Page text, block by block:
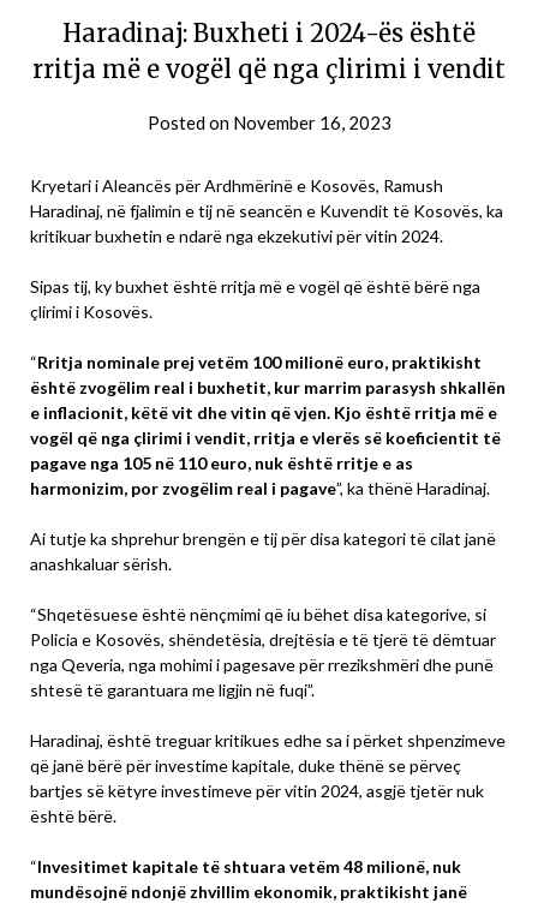
Haradinaj: Buxheti i 2024-ës është
rritja më e vogël që nga çlirimi i vendit
Posted on November 16, 2023
Kryetari i Aleancës për Ardhmërinë e Kosovës, Ramush
Haradinaj, në fjalimin e tij në seancën e Kuvendit të Kosovës, ka
kritikuar buxhetin e ndarë nga ekzekutivi për vitin 2024.
Sipas tij, ky buxhet është rritja më e vogël që është bërë nga
çlirimi i Kosovës.
“Rritja nominale prej vetëm 100 milionë euro, praktikisht
është zvogëlim real i buxhetit, kur marrim parasysh shkallën
e inflacionit, këtë vit dhe vitin që vjen. Kjo është rritja më e
vogël që nga çlirimi i vendit, rritja e vlerës së koeficientit të
pagave nga 105 në 110 euro, nuk është rritje e as
harmonizim, por zvogëlim real i pagave”, ka thënë Haradinaj.
Ai tutje ka shprehur brengën e tij për disa kategori të cilat janë
anashkaluar sërish.
“Shqetësuese është nënçmimi që iu bëhet disa kategorive, si
Policia e Kosovës, shëndetësia, drejtësia e të tjerë të dëmtuar
nga Qeveria, nga mohimi i pagesave për rrezikshmëri dhe punë
shtesë të garantuara me ligjin në fuqi”.
Haradinaj, është treguar kritikues edhe sa i përket shpenzimeve
që janë bërë për investime kapitale, duke thënë se përveç
bartjes së këtyre investimeve për vitin 2024, asgjë tjetër nuk
është bërë.
“Invesitimet kapitale të shtuara vetëm 48 milionë, nuk
mundësojnë ndonjë zhvillim ekonomik, praktikisht janë